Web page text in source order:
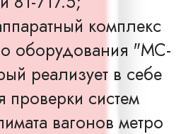
комплекс
оборудования "МС-
реализует в себе
проверки систем
вагонов метро